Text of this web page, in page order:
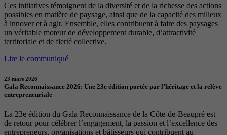
Ces initiatives témoignent de la diversité et de la richesse des actions
possibles en matière de paysage, ainsi que de la capacité des milieux
à innover et à agir. Ensemble, elles contribuent à faire des paysages
un véritable moteur de développement durable, d’attractivité
territoriale et de fierté collective.
Lire le communiqué
23 mars 2026
Gala Reconnaissance 2026: Une 23e édition portée par l’héritage et la relève
entrepreneuriale
La 23e édition du Gala Reconnaissance de la Côte-de-Beaupré est
de retour pour célébrer l’engagement, la passion et l’excellence des
entrepreneurs, organisations et bâtisseurs qui contribuent au